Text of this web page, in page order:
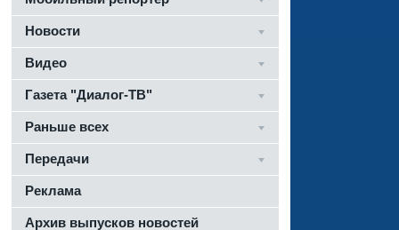
Новости
Видео
Газета "Диалог-ТВ"
Раньше всех
Передачи
Реклама
Архив выпусков новостей